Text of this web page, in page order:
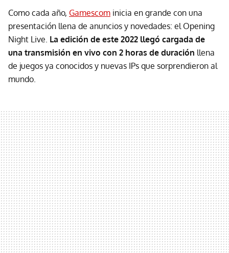
Como cada año, Gamescom inicia en grande con una
presentación llena de anuncios y novedades: el Opening
Night Live. La edición de este 2022 llegó cargada de
una transmisión en vivo con 2 horas de duración llena
de juegos ya conocidos y nuevas IPs que sorprendieron al
mundo.